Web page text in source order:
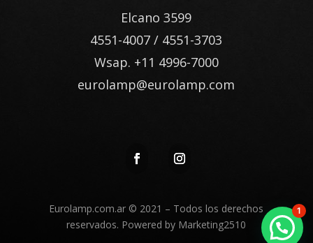
Elcano 3599
4551-4007 / 4551-3703
Wsap. +11 4996-7000
eurolamp@eurolamp.com
Eurolamp.com.ar © 2021 – Todos los derechos
reservados. Powered by Marketing2510
1